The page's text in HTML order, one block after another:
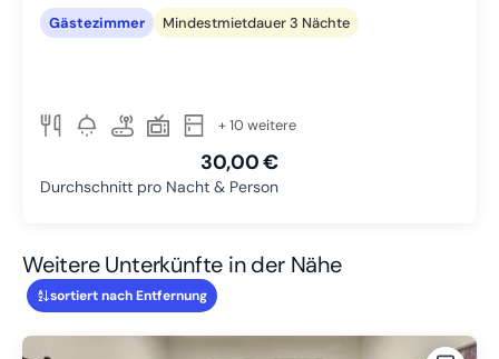
Gästezimmer
Mindestmietdauer 3 Nächte
+ 10 weitere
30,00 €
Durchschnitt pro Nacht & Person
Weitere Unterkünfte in der Nähe
sortiert nach Entfernung